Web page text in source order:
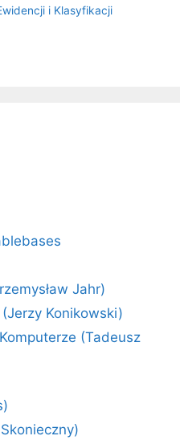
i Klasyfikacji
Jahr)
Konikowski)
(Tadeusz